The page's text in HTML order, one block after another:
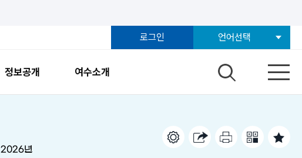
로그인 언어선택
정보공개 여수소개
2026년